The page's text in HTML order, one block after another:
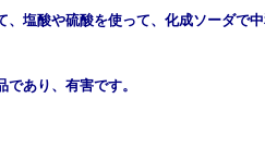
、塩酸や硫酸を使って、化成ソーダで
あり、有害です。